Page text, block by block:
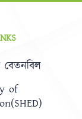
of